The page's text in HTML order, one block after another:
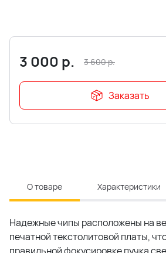
3 000 р. 3 600р.
Заказать
О товаре Характеристики
Надежные чипы расположены на
печатной текстолитовой платы,